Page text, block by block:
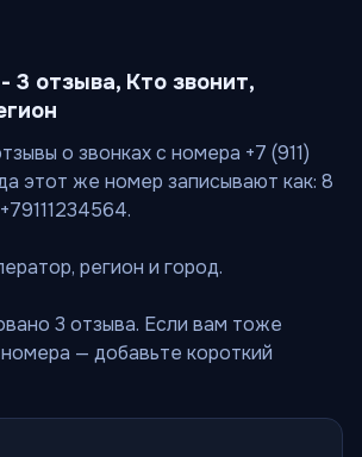
3 отзыва, Кто звонит,
о звонках с номера +7 (911)
этот же номер записывают как: 8
регион и город.
3 отзыва. Если вам тоже
— добавьте короткий